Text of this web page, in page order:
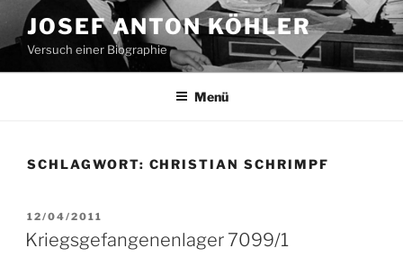
Inhalt
springen
JOSEF ANTON KÖHLER
Versuch einer Biographie
Menü
SCHLAGWORT: CHRISTIAN SCHRIMPF
VERÖFFENTLICHT
AM
12/04/2011
Kriegsgefangenenlager 7099/1